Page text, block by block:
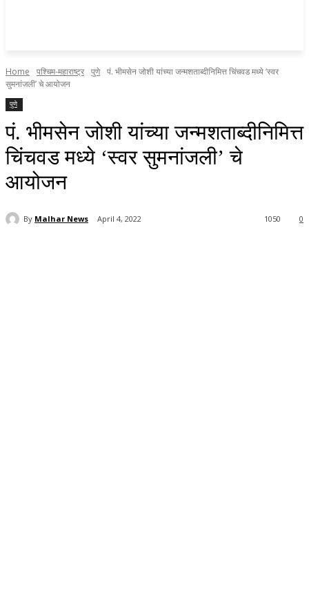
Home पश्चिम-महाराष्ट्र पुणे पं. भीमसेन जोशी यांच्या जन्मशताब्दीनिमित्त चिंचवड मध्ये ‘स्वर
सुमनांजली’ चे आयोजन
पुणे
पं. भीमसेन जोशी यांच्या जन्मशताब्दीनिमित्त
चिंचवड मध्ये ‘स्वर सुमनांजली’ चे
आयोजन
By Malhar News April 4, 2022 0
1050